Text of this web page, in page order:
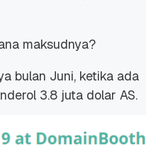
27 Jul, 2022
maksudnya?
bulan Juni, ketika ada
3.8 juta dolar AS.